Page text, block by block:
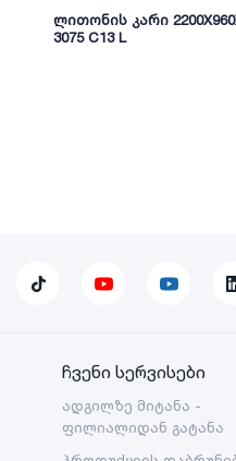
ლითონის კარი
3075 C13 L
ჩვენი სერვისები
ადგილზე მიტანა -
ფილიალიდან გატანა